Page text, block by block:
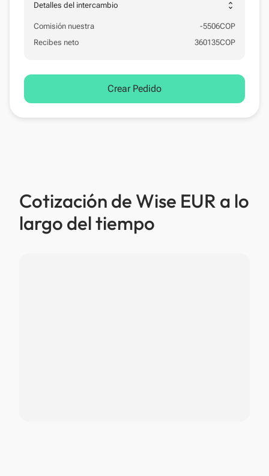
Detalles del intercambio unfold_more
Comisión nuestra -5506COP
Recibes neto
360135COP
Crear Pedido
Cotización de Wise EUR a lo
largo del tiempo